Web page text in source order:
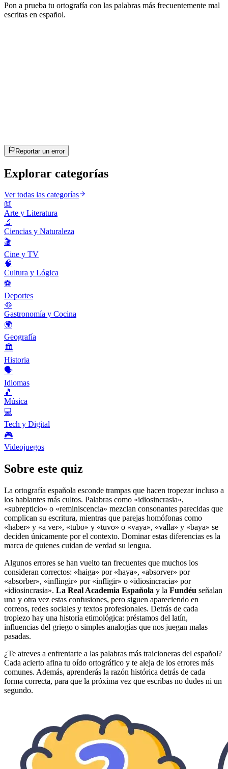
Pon a prueba tu ortografía con las palabras más frecuentemente mal
escritas en español.
Reportar un error
Explorar categorías
Ver todas las categorías
📖
Arte y Literatura
🔬
Ciencias y Naturaleza
🎬
Cine y TV
🧠
Cultura y Lógica
⚽
Deportes
🥘
Gastronomía y Cocina
🌍
Geografía
🏛️
Historia
🗣️
Idiomas
🎵
Música
💻
Tech y Digital
🎮
Videojuegos
Sobre este quiz
La ortografía española esconde trampas que hacen tropezar incluso a
los hablantes más cultos. Palabras como «idiosincrasia»,
«subrepticio» o «reminiscencia» mezclan consonantes parecidas que
complican su escritura, mientras que parejas homófonas como
«haber» y «a ver», «tubo» y «tuvo» o «vaya», «valla» y «baya» se
deciden únicamente por el contexto. Dominar estas diferencias es la
marca de quienes cuidan de verdad su lengua.
Algunos errores se han vuelto tan frecuentes que muchos los
consideran correctos: «haiga» por «haya», «absorver» por
«absorber», «inflingir» por «infligir» o «idiosincracia» por
«idiosincrasia». La Real Academia Española y la Fundéu señalan
una y otra vez estas confusiones, pero siguen apareciendo en
correos, redes sociales y textos profesionales. Detrás de cada
tropiezo hay una historia etimológica: préstamos del latín,
influencias del griego o simples analogías que nos juegan malas
pasadas.
¿Te atreves a enfrentarte a las palabras más traicioneras del español?
Cada acierto afina tu oído ortográfico y te aleja de los errores más
comunes. Además, aprenderás la razón histórica detrás de cada
forma correcta, para que la próxima vez que escribas no dudes ni un
segundo.